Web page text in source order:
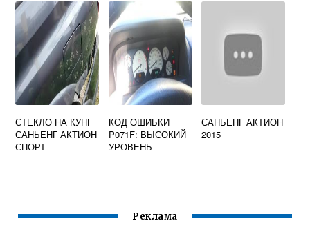
СТЕКЛО НА КУНГ
САНЬЕНГ АКТИОН
СПОРТ
КОД ОШИБКИ
P071F: ВЫСОКИЙ
УРОВЕНЬ
САНЬЕНГ АКТИОН
2015
Реклама